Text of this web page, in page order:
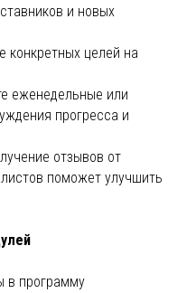
и новых
конкретных целей на
еженедельные или
прогресса и
отзывов от
поможет улучшить
в программу